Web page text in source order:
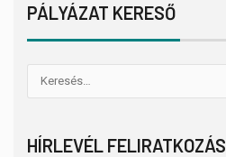
PÁLYÁZAT KERESŐ
HÍRLEVÉL FELIRATKOZÁS